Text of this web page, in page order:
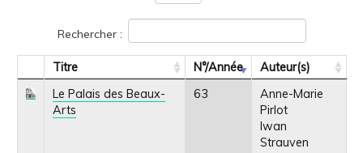
Rechercher :
Titre N°/Année
Auteur(s)
Le Palais des Beaux-
Arts
63
Anne-Marie
Pirlot
Iwan
Strauven